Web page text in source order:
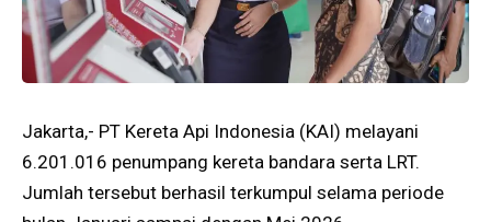
Jakarta,- PT Kereta Api Indonesia (KAI) melayani
6.201.016 penumpang kereta bandara serta LRT.
Jumlah tersebut berhasil terkumpul selama periode